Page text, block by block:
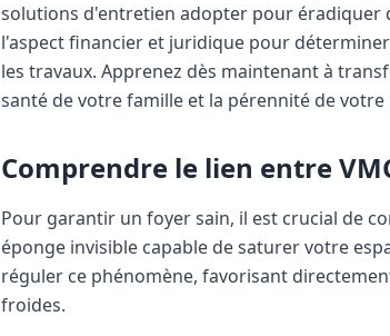
solutions d'entretien adopter pour éradiquer
l'aspect financier et juridique pour
les travaux. Apprenez dès maintenant à
santé de votre famille et la pérennité de
Comprendre le lien entre
Pour garantir un foyer sain, il est crucial de
éponge invisible capable de saturer votre
réguler ce phénomène, favorisant
froides.